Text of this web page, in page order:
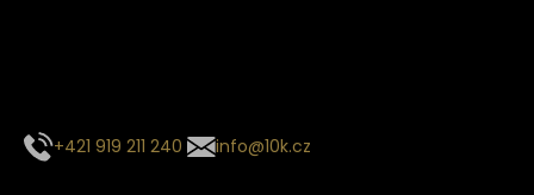
+421 919 211 240 info@10k.cz